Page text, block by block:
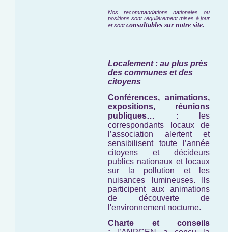
Nos recommandations nationales ou
positions sont régulièrement mises à jour
et sontconsultables sur notre site.
Localement : au plus près
des communes et des
citoyens
Conférences, animations,
expositions, réunions
publiques… : les
correspondants locaux de
l’association alertent et
sensibilisent toute l’année
citoyens et décideurs
publics nationaux et locaux
sur la pollution et les
nuisances lumineuses. Ils
participent aux animations
de découverte de
l'environnement nocturne.
Charte et conseils